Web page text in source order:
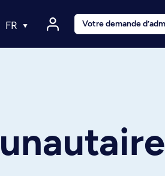
FR Votre demande